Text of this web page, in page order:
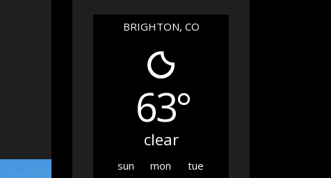
BRIGHTON, CO
63°
clear
sun mon
tue